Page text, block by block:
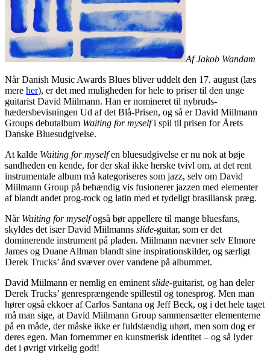
Af Jakob Wandam
Når Danish Music Awards Blues bliver uddelt den 17. august (læs
mere her), er det med muligheden for hele to priser til den unge
guitarist David Miilmann. Han er nomineret til nybruds-
hædersbevisningen Ud af det Blå-Prisen, og så er David Miilmann
Groups debutalbum Waiting for myselfi spil til prisen for Årets
Danske Bluesudgivelse.
At kalde Waiting for myselfen bluesudgivelse er nu nok at bøje
sandheden en kende, for der skal ikke herske tvivl om, at det rent
instrumentale album må kategoriseres som jazz, selv om David
Miilmann Group på behændig vis fusionerer jazzen med elementer
af blandt andet prog-rock og latin med et tydeligt brasiliansk præg.
Når Waiting for myselfogså bør appellere til mange bluesfans,
skyldes det især David Miilmanns slide-guitar, som er det
dominerende instrument på pladen. Miilmann nævner selv Elmore
James og Duane Allman blandt sine inspirationskilder, og særligt
Derek Trucks’ ånd svæver over vandene på albummet.
David Miilmann er nemlig en eminent slide-guitarist, og han deler
Derek Trucks’ genresprængende spillestil og tonesprog. Men man
hører også ekkoer af Carlos Santana og Jeff Beck, og i det hele taget
må man sige, at David Miilmann Group sammensætter elementerne
på en måde, der måske ikke er fuldstændig uhørt, men som dog er
deres egen. Man fornemmer en kunstnerisk identitet – og så lyder
det i øvrigt virkelig godt!